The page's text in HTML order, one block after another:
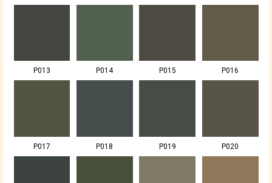
P013 P014 P015 P016
P017 P018 P019 P020